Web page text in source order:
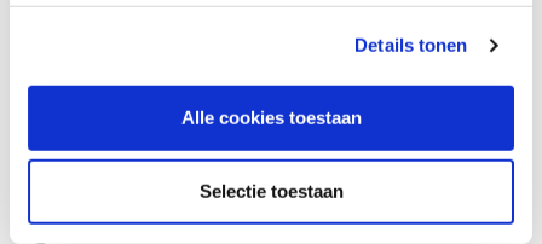
Details tonen
Alle cookies toestaan
Selectie toestaan
€ 60,95 ohne MwSt
Vergleich
Silky Bigboy Japanse vouwzaag middel
360 mm